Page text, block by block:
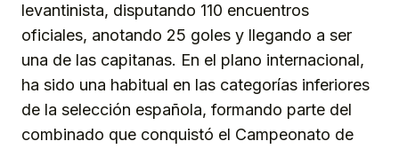
levantinista, disputando 110 encuentros
oficiales, anotando 25 goles y llegando a ser
una de las capitanas. En el plano internacional,
ha sido una habitual en las categorías inferiores
de la selección española, formando parte del
combinado que conquistó el Campeonato de